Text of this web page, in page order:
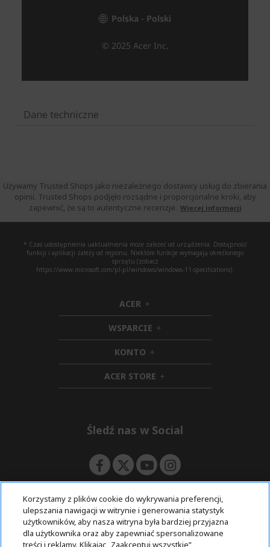
Dane techniczne
Używamy Trusted Shops jako niezależnego dostawcy usług do zbierania
opinii. Trusted Shops podjęło rozsądne i proporcjonalne kroki, aby
zapewnić, że są to autentyczne recenzje. Więcej informacji
* Czas udostępnienia uaktualnienia może zależeć od urządzenia. Dostępność
funkcji i aplikacji zależy od regionu. Niektóre funkcje wymagają określonego
sprzętu (zobacz
https://www.microsoft.com/pl-pl/windows/windows-11-specifications).
ACER h
i
d
d
e
n
WSPARCIE h
i
d
e
n
KONTO h
i
d
d
ACER STORE h
i
e
Śledź nas w Social
Zwroty i odstąpienie
Korzystamy z plików cookie do wykrywania preferencji,
ulepszania nawigacji w witrynie i generowania statystyk
użytkowników, aby nasza witryna była bardziej przyjazna
dla użytkownika oraz aby zapewniać spersonalizowane
treści i reklamy. Klikając „Zaakceptuj wszystkie”,